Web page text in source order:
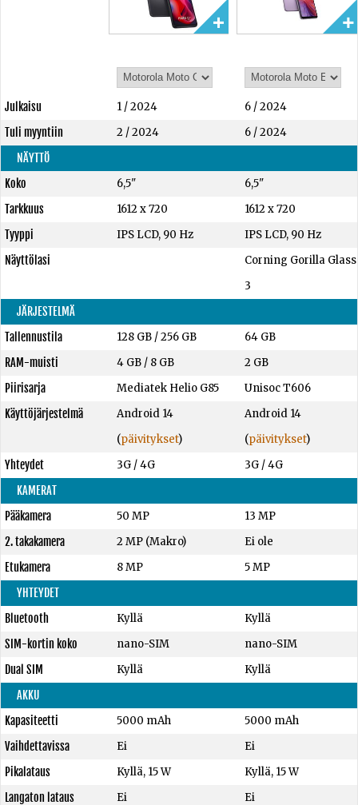
Julkaisu 1 / 2024
6 / 2024
Tuli myyntiin
2 / 2024
6 / 2024
NÄYTTÖ
Koko
6,5"
6,5"
Tarkkuus
1612 x 720
1612 x 720
Tyyppi
IPS LCD, 90 Hz
IPS LCD, 90 Hz
Näyttölasi
Corning Gorilla Glass
3
JÄRJESTELMÄ
Tallennustila
128 GB/256 GB
64 GB
RAM-muisti
4 GB/ 8 GB
2 GB
Piirisarja
Mediatek Helio G85
Unisoc T606
Käyttöjärjestelmä
Android 14
(päivitykset)
Android 14
(päivitykset)
Yhteydet
3G / 4G
3G / 4G
KAMERAT
Pääkamera
50 MP
13 MP
2. takakamera
2 MP (Makro)
Ei ole
Etukamera
8 MP
5 MP
YHTEYDET
Bluetooth
Kyllä
Kyllä
SIM-kortin koko
nano-SIM
nano-SIM
Dual SIM
Kyllä
Kyllä
AKKU
Kapasiteetti
5000 mAh
5000 mAh
Vaihdettavissa
Ei
Ei
Pikalataus
Kyllä, 15 W
Kyllä, 15 W
Langaton lataus
Ei
Ei